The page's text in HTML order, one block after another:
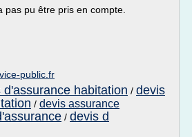
pas pu être pris en compte.
public.fr
d'assurance habitation / devis
/ devis assurance
/ devis d